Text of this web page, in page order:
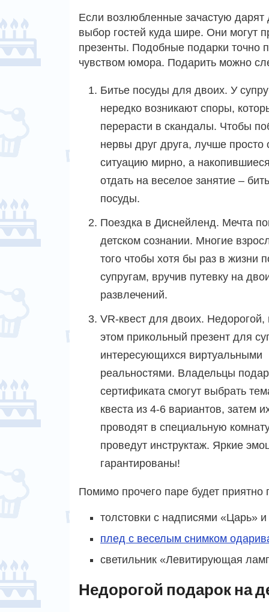
Если возлюбленные зачастую дарят
выбор гостей куда шире. Они могут
презенты. Подобные подарки
чувством юмора. Подарить можно
Битье посуды для двоих. У
нередко возникают споры,
перерасти в скандалы. Чтобы
нервы друг друга, лучше просто
ситуацию мирно, а
отдать на веселое занятие –
посуды.
Поездка в Диснейленд. Мечта
детском сознании. Многие
того чтобы хотя бы раз в жизни
супругам, вручив путевку на
развлечений.
VR-квест для двоих. Недорогой,
этом прикольный презент для
интересующихся виртуальными
реальностями. Владельцы
сертификата смогут выбрать
квеста из 4-6 вариантов, затем
проводят в специальную
проведут инструктаж. Яркие
гарантированы!
Помимо прочего паре будет приятно
толстовки с надписями «Царь»
плед с веселым снимком
светильник «Левитирующая
Недорогой подарок на